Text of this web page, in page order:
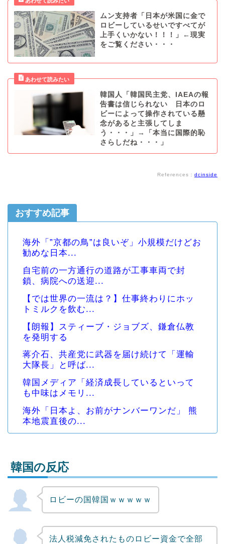
ムン支持者「日本が米国に金で
ロビーしているせいですべてが
上手くいかない！！！」←現実
をご覧ください・・・
韓国人「韓国民主党、IAEAの報
告書は信じられない 日本のロ
ビーによって操作されている懸
念があると主張してしま
う・・・」→「本当に国際的恥
さらしだね・・・」
References： dcinside
おすすめ記事
海外「”京都の鳥”は良いぞ」小規模だけどお
勧めな日本...
自宅前の一方通行の道路が工事車両で封
鎖、病院への送迎...
【では世界の一流は？】仕事終わりにホッ
トミルクを飲む...
【朗報】スティーブ・ジョブズ、鎌倉仏教
を発明する
蒋介石、共産党に武器を届け続けて「運輸
大隊長」と呼ば...
韓国メディア「経済成長しているといって
も中味はメモリ...
海外「日本よ、お前がナンバーワンだ」 熊
本地震直後の...
Powered by livedoor 相互RSS
韓国の反応
ロビーの国韓国ｗｗｗｗｗ
法人税減免されたものロビー資金で全部